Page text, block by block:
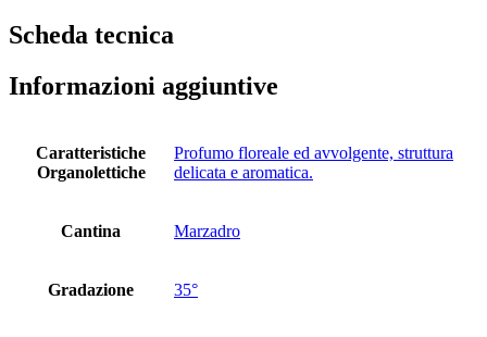
Scheda tecnica
Informazioni aggiuntive
Caratteristiche
Organolettiche
Profumo floreale ed avvolgente, struttura
delicata e aromatica.
Cantina Marzadro
Gradazione 35°